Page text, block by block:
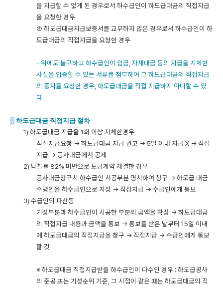
을 지급할 수 없게 된 경우로서 하수급인이 하도급대금의 직접지급
을 요청한 경우
⑤ 하도급대금지급보증서를 교부하지 않은 경우로서 하수급인이 하
도급대금의 직접지급을 요청한 경우
- 위에도 불구하고 하수급인이 임금, 자재대금 등의 지급을 지체한
사실을 입증할 수 있는 서류를 첨부하여 그 하도급대금의 직접지급
의 중지를 요청한 경우, 하도급대금을 직접 지급하지 아니할 수 있
다.
▒ 하도급대금 직접지급 절차
1) 하도급대금 지급을 1회 이상 지체한경우
직접지급요청 → 하도급대금 지급 권고 → 5일 이내 지급 X → 직접
지급 → 공사대금에서 공제
2) 낙찰률 82% 미만으로 도급계약 체결한 경우
공사대금청구시 하수급인 시공부분 명시하여 청구 → 하도급 대금
수령인을 하수급인으로 지정 → 직접지급 → 수급인에게 통보
3) 수급인의 파산등
기성부분과 하수급인이 시공한 부분의 금액을 확정 → 하도급대금
의 직접지급 내용과 금액을 통보 → 통보를 받은 날부터 15일 이내
에 하도급대금의 직접지급을 청구 → 직접지급 → 수급인에게 통보
할 것
※ 하도급대금 직접지급받을 하수급인이 다수인 경우 : 하도급공사
의 준공 또는 기성순위 기준, 그 시점이 같은 때는 하도급대금의 직